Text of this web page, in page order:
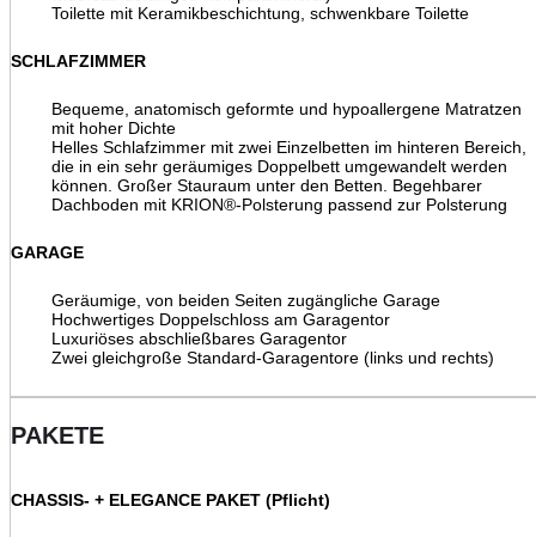
Toilette mit Keramikbeschichtung, schwenkbare Toilette
SCHLAFZIMMER
Bequeme, anatomisch geformte und hypoallergene Matratzen
mit hoher Dichte
Helles Schlafzimmer mit zwei Einzelbetten im hinteren Bereich,
die in ein sehr geräumiges Doppelbett umgewandelt werden
können. Großer Stauraum unter den Betten. Begehbarer
Dachboden mit KRION®-Polsterung passend zur Polsterung
GARAGE
Geräumige, von beiden Seiten zugängliche Garage
Hochwertiges Doppelschloss am Garagentor
Luxuriöses abschließbares Garagentor
Zwei gleichgroße Standard-Garagentore (links und rechts)
PAKETE
CHASSIS- + ELEGANCE PAKET (Pflicht)